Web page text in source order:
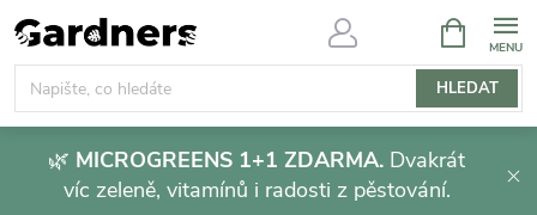
Přejít
na
obsah
HLEDAT
NÁKUPNÍ
KOŠÍK
🌿 MICROGREENS 1+1 ZDARMA. Dvakrát
víc zeleně, vitamínů i radosti z pěstování.